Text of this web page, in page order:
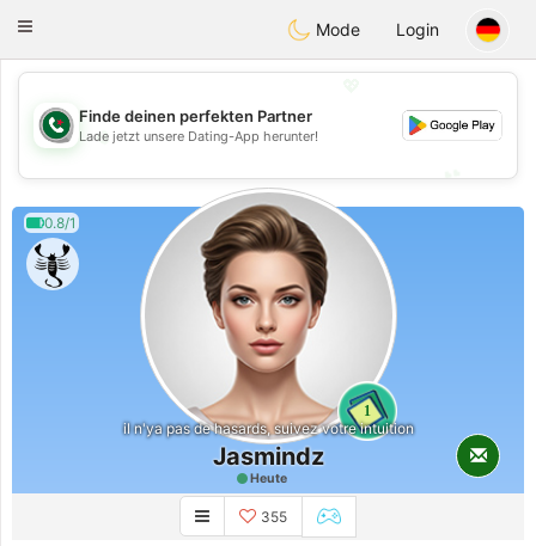
Weshrak
Toggle
Mode Login
💖
💕
Finde deinen perfekten Partner
Lade jetzt unsere Dating-App herunter!
0.8/1
1
il n'ya pas de hasards, suivez votre intuition
Jasmindz
Heute
355